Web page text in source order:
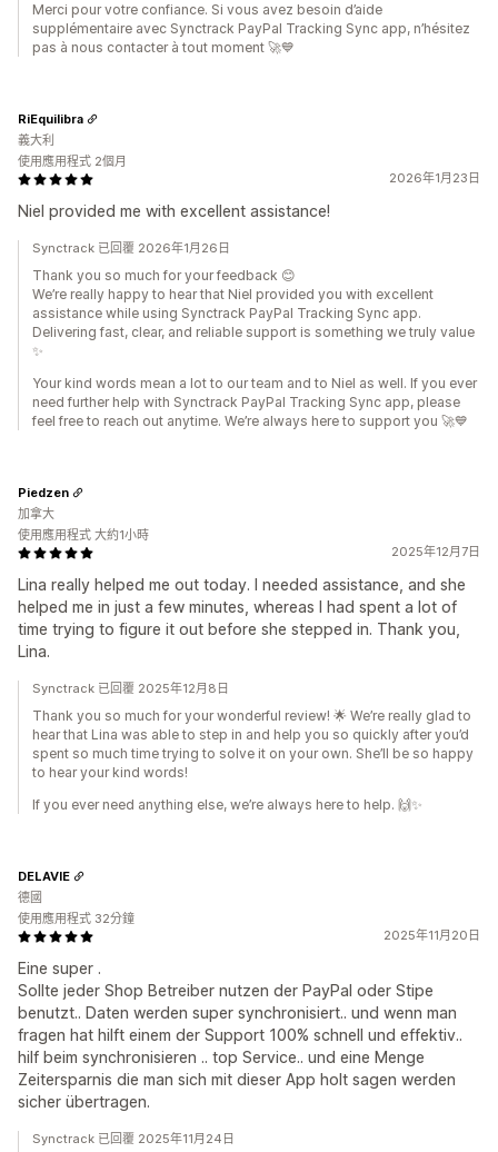
Merci pour votre confiance. Si vous avez besoin d’aide
supplémentaire avec Synctrack PayPal Tracking Sync app, n’hésitez
pas à nous contacter à tout moment 🚀💙
2026年1月23日
Niel provided me with excellent assistance!
RiEquilibra
義大利
使用應用程式 2個月
Synctrack 已回覆 2026年1月26日
Thank you so much for your feedback 😊
We’re really happy to hear that Niel provided you with excellent
assistance while using Synctrack PayPal Tracking Sync app.
Delivering fast, clear, and reliable support is something we truly value
✨
Your kind words mean a lot to our team and to Niel as well. If you ever
need further help with Synctrack PayPal Tracking Sync app, please
feel free to reach out anytime. We’re always here to support you 🚀💙
2025年12月7日
Lina really helped me out today. I needed assistance, and she
helped me in just a few minutes, whereas I had spent a lot of
time trying to figure it out before she stepped in. Thank you,
Lina.
Piedzen
加拿大
使用應用程式 大約1小時
Synctrack 已回覆 2025年12月8日
Thank you so much for your wonderful review! 🌟 We’re really glad to
hear that Lina was able to step in and help you so quickly after you’d
spent so much time trying to solve it on your own. She’ll be so happy
to hear your kind words!
If you ever need anything else, we’re always here to help. 🙌✨
2025年11月20日
Eine super .
Sollte jeder Shop Betreiber nutzen der PayPal oder Stipe
benutzt.. Daten werden super synchronisiert.. und wenn man
fragen hat hilft einem der Support 100% schnell und effektiv..
hilf beim synchronisieren .. top Service.. und eine Menge
Zeitersparnis die man sich mit dieser App holt sagen werden
sicher übertragen.
DELAVIE
德國
使用應用程式 32分鐘
Synctrack 已回覆 2025年11月24日